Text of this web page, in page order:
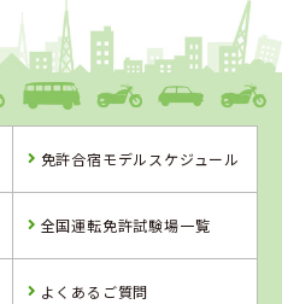
免許合宿モデルスケジュール
全国運転免許試験場一覧
よくあるご質問